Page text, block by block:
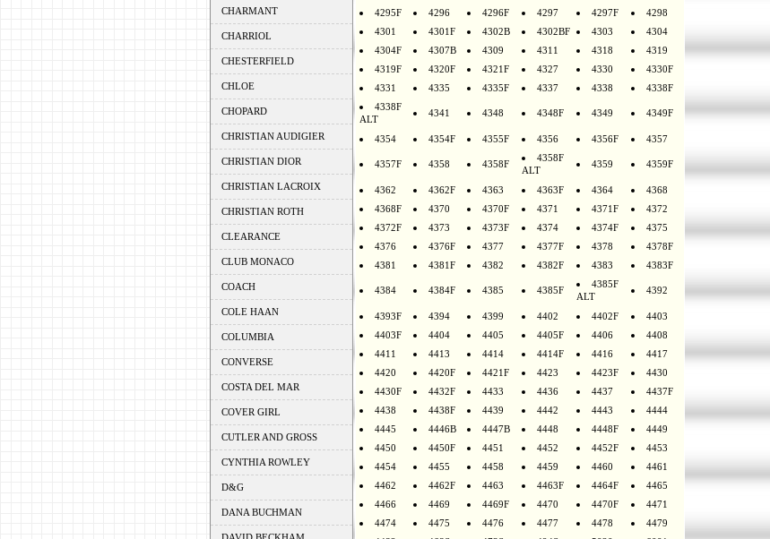
CHARMANT
CHARRIOL
CHESTERFIELD
CHLOE
CHOPARD
CHRISTIAN AUDIGIER
CHRISTIAN DIOR
CHRISTIAN LACROIX
CHRISTIAN ROTH
CLEARANCE
CLUB MONACO
COACH
COLE HAAN
COLUMBIA
CONVERSE
COSTA DEL MAR
COVER GIRL
CUTLER AND GROSS
CYNTHIA ROWLEY
D&G
DANA BUCHMAN
4295F
4296 4296F 4297 4297F
4298
4301
4301F 4302B 4302BF 4303
4304
4304F
4307B 4309 4311 4318
4319
4319F
4320F 4321F 4327 4330
4330F
4331
4335 4335F 4337 4338
4338F
4338F
ALT
4341 4348 4348F 4349 4349F
4354 4354F 4355F 4356 4356F 4357
4357F 4358 4358F
4358F
ALT
4359 4359F
4362 4362F 4363 4363F 4364
4368
4368F
4370 4370F 4371 4371F
4372
4372F
4373 4373F 4374 4374F
4375
4376
4376F 4377 4377F 4378
4378F
4381
4381F 4382 4382F 4383 4383F
4384 4384F 4385 4385F
4385F
ALT
4392
4393F 4394 4399 4402 4402F
4403
4403F
4404 4405 4405F 4406
4408
4411
4413 4414 4414F 4416
4417
4420
4420F 4421F 4423 4423F
4430
4430F
4432F 4433 4436 4437
4437F
4438
4438F 4439 4442 4443
4444
4445
4446B 4447B 4448 4448F
4449
4450
4450F 4451 4452 4452F
4453
4454
4455 4458 4459 4460
4461
4462
4462F 4463 4463F 4464F
4465
4466
4469 4469F 4470 4470F
4471
4474
4475 4476 4477 4478
4479